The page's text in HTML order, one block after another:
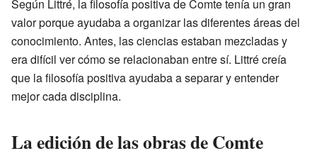
Según Littré, la filosofía positiva de Comte tenía un gran
valor porque ayudaba a organizar las diferentes áreas del
conocimiento. Antes, las ciencias estaban mezcladas y
era difícil ver cómo se relacionaban entre sí. Littré creía
que la filosofía positiva ayudaba a separar y entender
mejor cada disciplina.
La edición de las obras de Comte